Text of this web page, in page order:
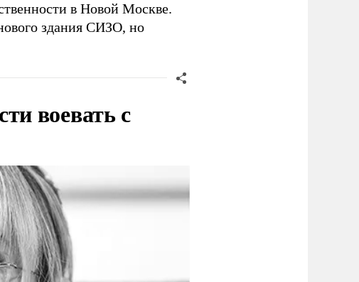
в Новой Москве.
здания СИЗО, но
воевать с